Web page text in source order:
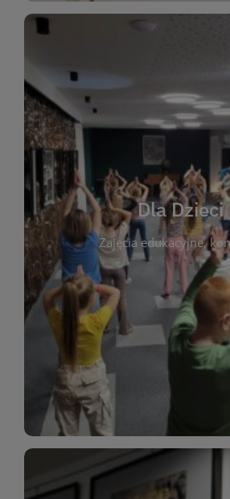
Dla Dzieci
Zajęcia edukacyjne,
Dla Dzieci
To miejsce stworzone z myślą o
czytelnikach i ich rodzicach.
informacje o zajęciach
plastycznych i spotkaniach z
dzieci. Biblioteka oferuje
opowiadań i lektur szkolnych, a
kącik do wspólnego czytania.
rozbudzać miłość do książek od
Zapraszamy do wspólnej zabawy
świata literatury!
WIĘCEJ